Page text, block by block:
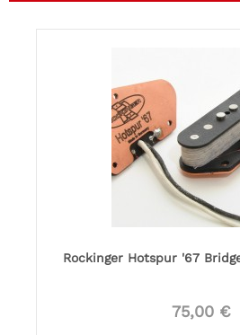
Rockinger Hotspur '67
75,00 €